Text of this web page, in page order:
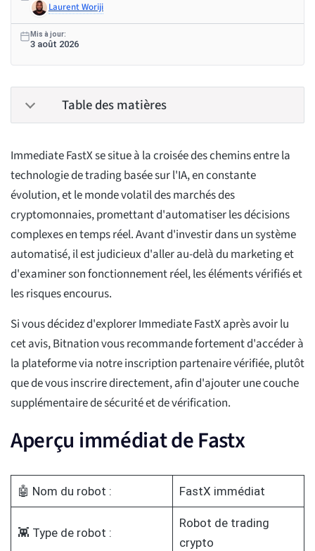
Laurent Woriji
Mis à jour:
3 août 2026
Table des matières
Immediate FastX se situe à la croisée des chemins entre la
technologie de trading basée sur l'IA, en constante
évolution, et le monde volatil des marchés des
cryptomonnaies, promettant d'automatiser les décisions
complexes en temps réel. Avant d'investir dans un système
automatisé, il est judicieux d'aller au-delà du marketing et
d'examiner son fonctionnement réel, les éléments vérifiés et
les risques encourus.
Si vous décidez d'explorer Immediate FastX après avoir lu
cet avis, Bitnation vous recommande fortement d'accéder à
la plateforme via notre inscription partenaire vérifiée, plutôt
que de vous inscrire directement, afin d'ajouter une couche
supplémentaire de sécurité et de vérification.
Aperçu immédiat de Fastx
🤖 Nom du robot : FastX immédiat
👾 Type de robot :
Robot de trading
crypto